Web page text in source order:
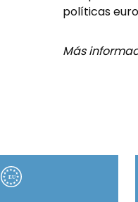
políticas
Más